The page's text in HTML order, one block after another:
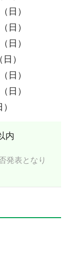
日）
日）
日）
）
日）
日）
内
発表となり